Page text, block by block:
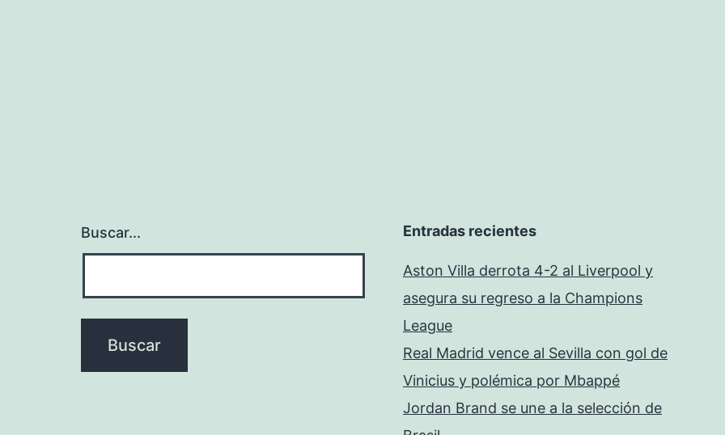
Buscar... Entradas recientes
Aston Villa derrota 4-2 al Liverpool y
asegura su regreso a la Champions
League
Real Madrid vence al Sevilla con gol de
Vinicius y polémica por Mbappé
Jordan Brand se une a la selección de